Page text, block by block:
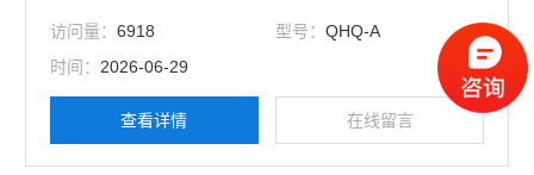
便于试验室和施工现场的硬度测定。
访问量：6918 型号：QHQ-A
时间： 2026-06-29
查看详情 在线留言